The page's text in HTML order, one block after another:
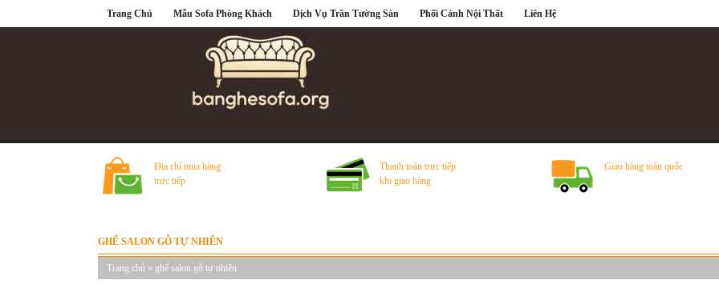
Trang Chủ Mẫu Sofa Phòng Khách Dịch Vụ Trần Tường Sàn Phối Cảnh Nội Thất Liên Hệ
Địa chỉ mua hàng
trực tiếp
Thanh toán trực tiếp
khi giao hàng
Giao hàng toàn quốc
GHẾ SALON GỖ TỰ NHIÊN
Trang chủ » ghế salon gỗ tự nhiên